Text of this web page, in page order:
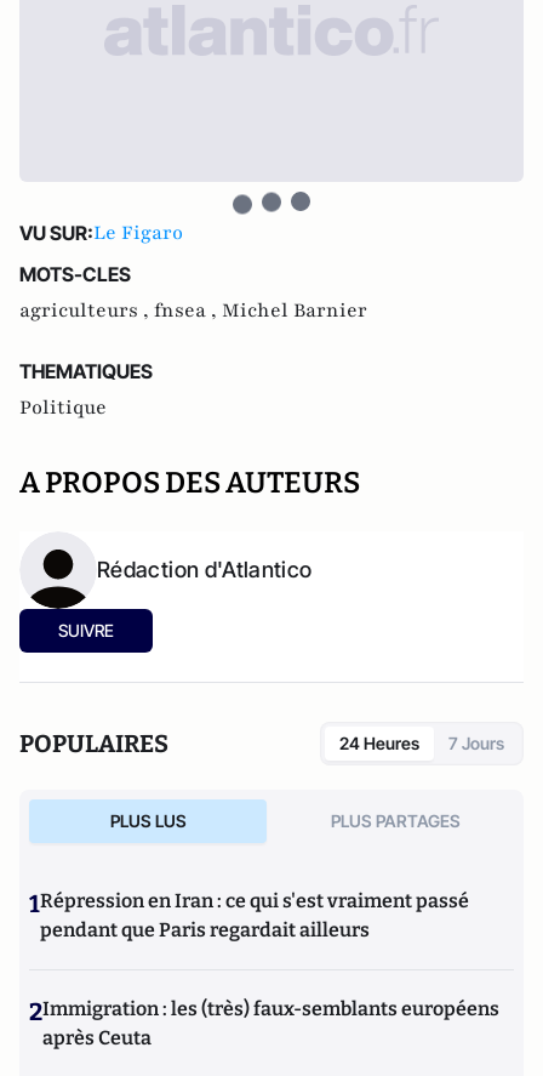
VU SUR:Le Figaro
MOTS-CLES
agriculteurs , fnsea , Michel Barnier
THEMATIQUES
Politique
A PROPOS DES AUTEURS
Rédaction d'Atlantico
SUIVRE
POPULAIRES 24 Heures 7 Jours
PLUS LUS PLUS PARTAGES
1Répression en Iran : ce qui s'est vraiment passé
pendant que Paris regardait ailleurs
2Immigration : les (très) faux-semblants européens
après Ceuta